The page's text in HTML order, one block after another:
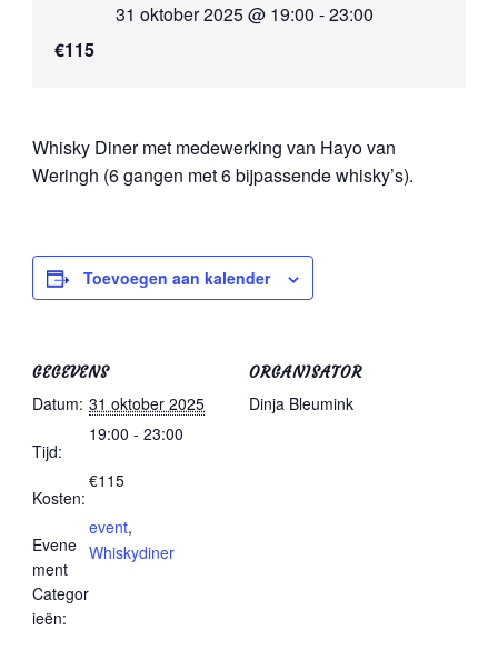
31 oktober 2025 @ 19:00 -23:00
€115
Whisky Diner met medewerking van Hayo van
Weringh (6 gangen met 6 bijpassende whisky’s).
Toevoegen aan kalender
GEGEVENS
Datum: 31 oktober 2025
Tijd:
19:00 - 23:00
Kosten:
€115
Evene
ment
Categor
ieën:
event,
Whiskydiner
ORGANISATOR
Dinja Bleumink